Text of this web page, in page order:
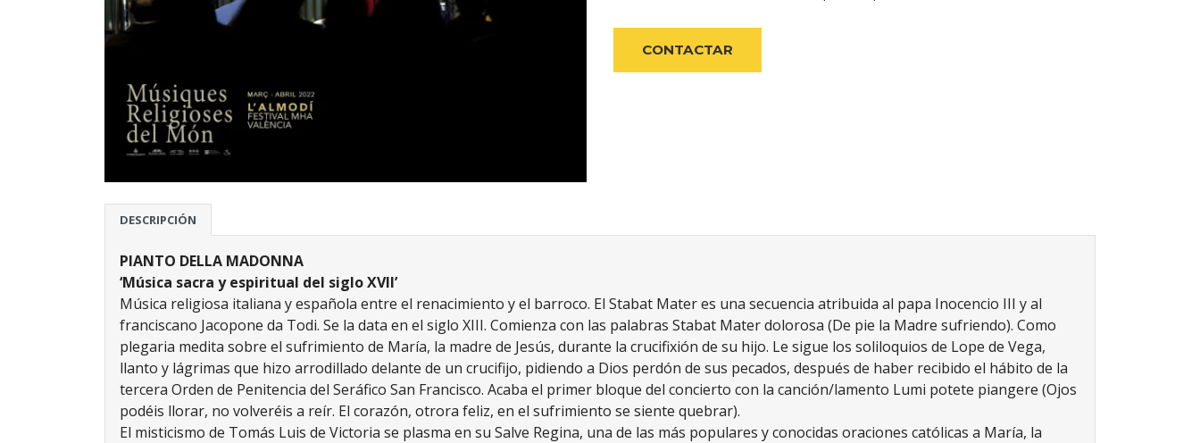
CONTACTAR
DESCRIPCIÓN
PIANTO DELLA MADONNA
‘Música sacra y espiritual del siglo XVII’
Música religiosa italiana y española entre el renacimiento y el barroco. El Stabat Mater es una secuencia atribuida al papa Inocencio III y al
franciscano Jacopone da Todi. Se la data en el siglo XIII. Comienza con las palabras Stabat Mater dolorosa (De pie la Madre sufriendo). Como
plegaria medita sobre el sufrimiento de María, la madre de Jesús, durante la crucifixión de su hijo. Le sigue los soliloquios de Lope de Vega,
llanto y lágrimas que hizo arrodillado delante de un crucifijo, pidiendo a Dios perdón de sus pecados, después de haber recibido el há­bito de la
tercera Orden de Penitencia del Seráfico San Francisco. Acaba el primer bloque del concierto con la canción/lamento Lumi potete piangere (Ojos
podéis llorar, no volveréis a reír. El corazón, otrora feliz, en el sufrimiento se siente quebrar).
El misticismo de Tomás Luis de Victoria se plasma en su Salve Regina, una de las más populares y conocidas oraciones católicas a María, la